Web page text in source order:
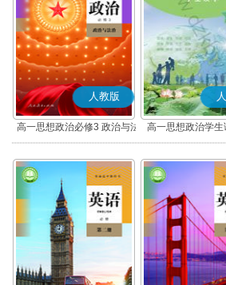
人教版
高一思想政治必修3 政治与法
治(部编版)
高一思想政治学生
版)